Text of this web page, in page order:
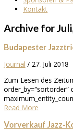
Kontakt
Archive for
Budapester
Journal / 27. Juli 2018
Zum Lesen des
order_by=“sortorder“
Read More
Vorverkauf Jazz-